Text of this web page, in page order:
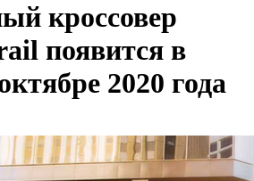
кроссовер
появится в
2020 года